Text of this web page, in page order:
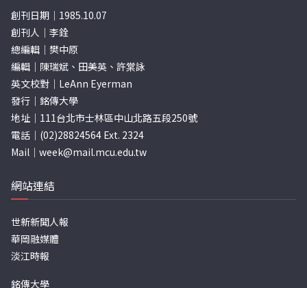
創刊日期｜1985.10.07
創刊人｜李銓
總編輯｜樊中原
編輯｜陳瑞斌、田美英、許棠詠
英文校對｜LeAnn Eyerman
發行｜銘傳大學
地址｜111台北市士林區中山北路五段250號
電話｜(02)28824564 Ext. 2324
Mail｜ week@mail.mcu.edu.tw
網站連結
世新新聞人報
華岡融媒體
淡江時報
銘傳大學